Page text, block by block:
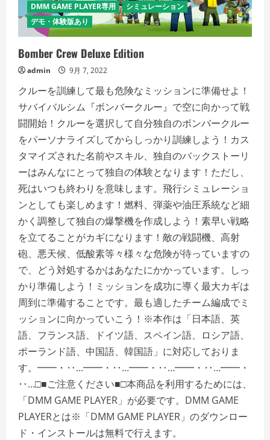
DMM GAME PLAYER専用
シミュレーション
デモ・体験版あり
Bomber Crew Deluxe Edition
admin 9月 7, 2022
クルーを訓練して最も危険なミッションに準備せよ！
サバイバルシム『ボンバークルー』で空に向かって戦
闘開始！クルーを選択して自分独自のボンバークルー
をパーソナライズしてからしっかり訓練しよう！カス
タマイズされた名前やスキル、独自のバックストーリ
ーはみんなにとって独自の体験となります！ただし、
死はいつも終わりを意味します。飛行シミュレーショ
ンとしても楽しめます！燃料、弾薬や油圧系統など細
かく調整して独自の爆撃機を作成しよう！素早い戦略
を立てることがカギになります！敵の戦闘機、高射
砲、悪天候、低酸素等々様々な危険が待っていますの
で、どう対処するかはあなたにかかっています。しっ
かり準備しよう！ミッションを成功に導く最大カギは
周到に準備することです。最も適したチーム編成でミ
ッションに向かっていこう！※本作は「日本語、英
語、フランス語、ドイツ語、スペイン語、ロシア語、
ポーランド語、中国語、韓国語」に対応しておりま
す。━━・‥…━━・‥…━━・‥…━━・‥…━━・
‥…□■ご注意ください■□本商品を利用するためには、
「DMM GAME PLAYER」が必要です。DMM GAME
PLAYERとは※「DMM GAME PLAYER」のダウンロー
ド・インストールは無料で行えます。